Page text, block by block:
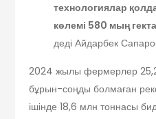
технологиялар
көлемі 580 мың
деді Айдарбек
2024 жылы фермерлер
бұрын-соңды болмаған
ішінде 18,6 млн тоннасы